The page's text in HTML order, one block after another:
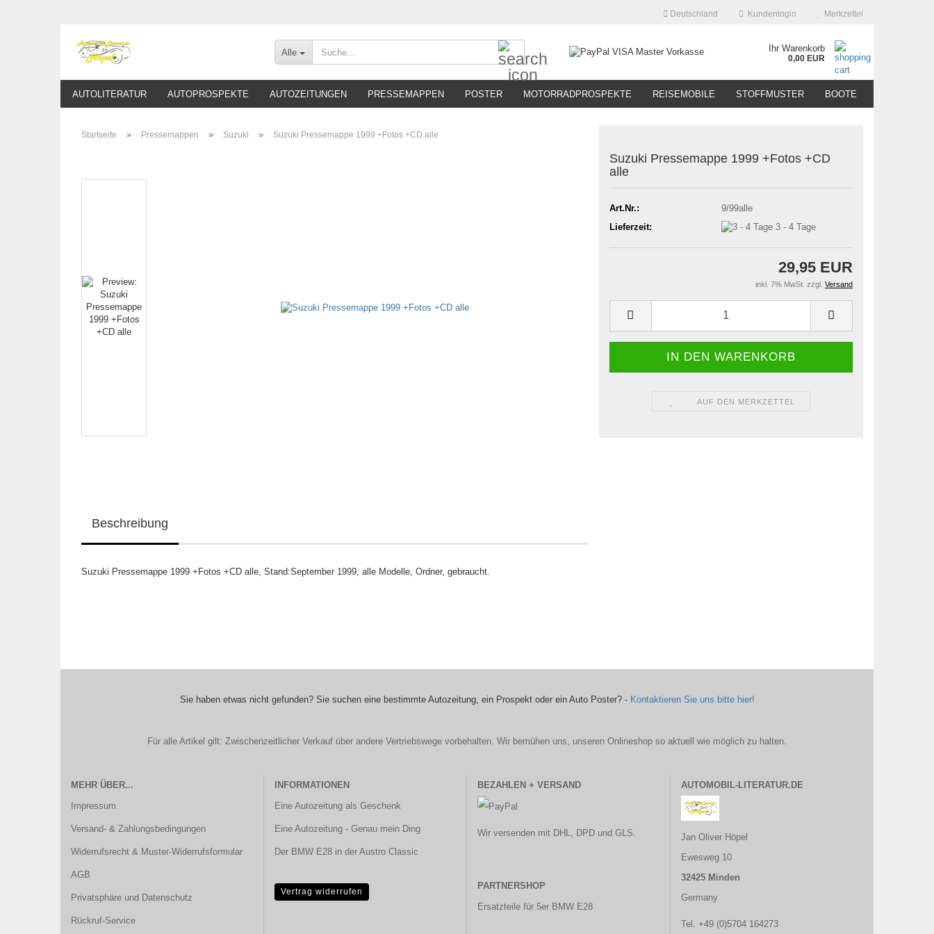
Deutschland Kundenlogin Merkzettel
Alle Ihr Warenkorb
0,00 EUR
AUTOLITERATUR AUTOPROSPEKTE AUTOZEITUNGEN PRESSEMAPPEN POSTER MOTORRADPROSPEKTE REISEMOBILE STOFFMUSTER BOOTE
Startseite » Pressemappen » Suzuki » Suzuki Pressemappe 1999 +Fotos +CD alle
Suzuki Pressemappe 1999 +Fotos +CD
alle
Art.Nr.:
9/99alle
Lieferzeit:
3 - 4 Tage
29,95 EUR
inkl. 7% MwSt. zzgl. Versand
AUF DEN MERKZETTEL
Beschreibung
Suzuki Pressemappe 1999 +Fotos +CD alle, Stand:September 1999, alle Modelle, Ordner, gebraucht.
Sie haben etwas nicht gefunden? Sie suchen eine bestimmte Autozeitung, ein Prospekt oder ein Auto Poster? - Kontaktieren Sie uns bitte hier!
Für alle Artikel gilt: Zwischenzeitlicher Verkauf über andere Vertriebswege vorbehalten. Wir bemühen uns, unseren Onlineshop so aktuell wie möglich zu halten.
MEHR ÜBER...
Impressum
Versand- & Zahlungsbedingungen
Widerrufsrecht & Muster-Widerrufsformular
AGB
Privatsphäre und Datenschutz
Rückruf-Service
INFORMATIONEN
Eine Autozeitung als Geschenk
Eine Autozeitung - Genau mein Ding
Der BMW E28 in der Austro Classic
Vertrag widerrufen
BEZAHLEN + VERSAND
Wir versenden mit DHL, DPD und GLS.
PARTNERSHOP
Ersatzteile für 5er BMW E28
AUTOMOBIL-LITERATUR.DE
Jan Oliver Höpel
Ewesweg 10
32425 Minden
Germany
Tel. +49 (0)5704 164273